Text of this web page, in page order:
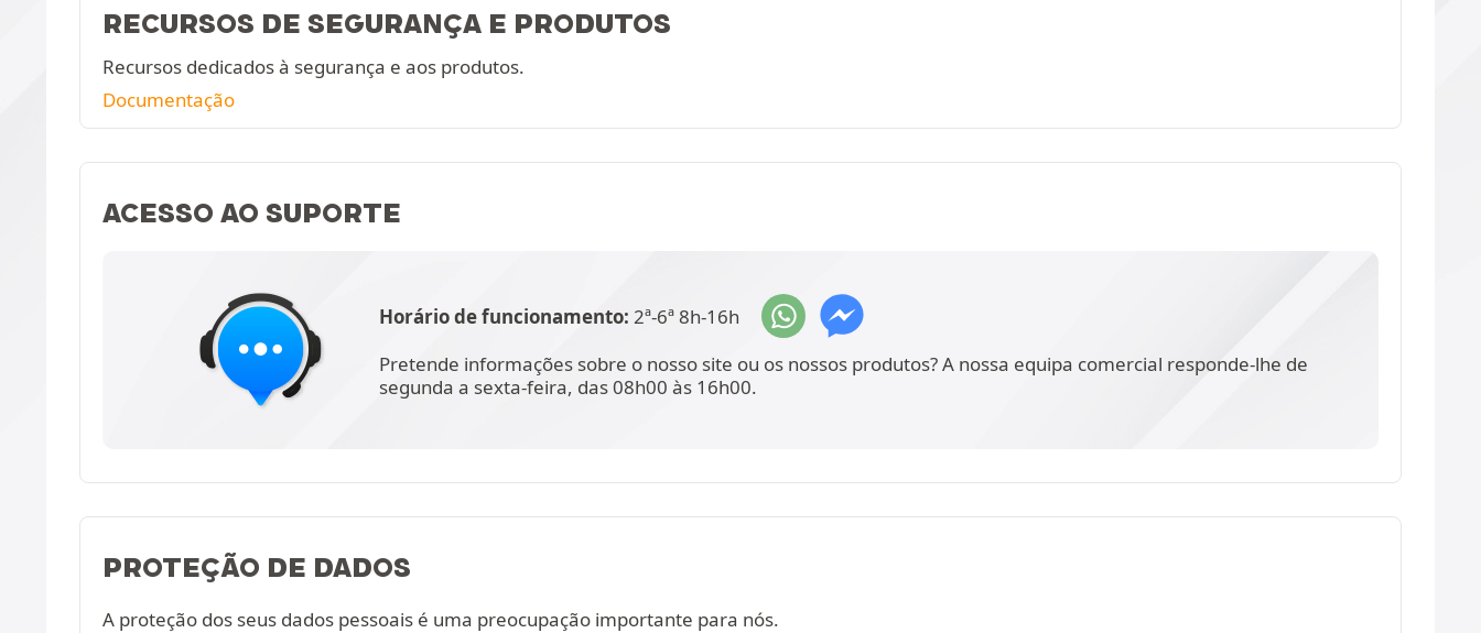
RECURSOS DE SEGURANÇA E PRODUTOS
Recursos dedicados à segurança e aos produtos.
Documentação
ACESSO AO SUPORTE
Horário de funcionamento: 2ª-6ª 8h-16h
Pretende informações sobre o nosso site ou os nossos produtos? A nossa equipa comercial responde-lhe de
segunda a sexta-feira, das 08h00 às 16h00.
PROTEÇÃO DE DADOS
A proteção dos seus dados pessoais é uma preocupação importante para nós.